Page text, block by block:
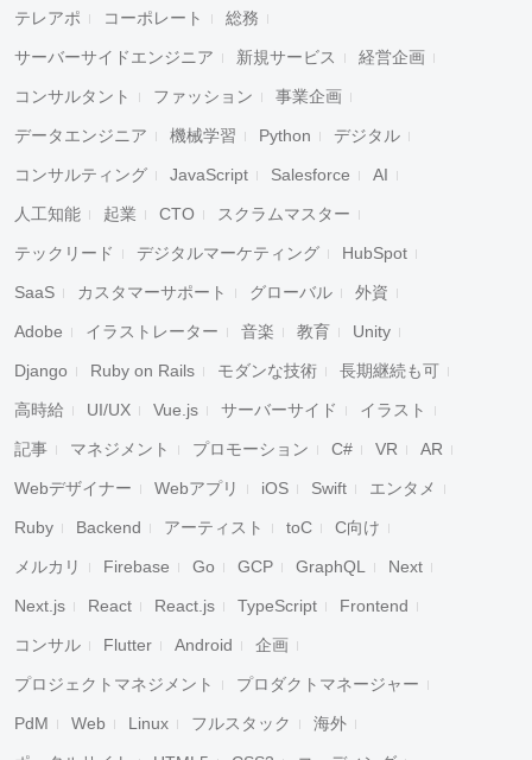
テレアポ コーポレート 総務
サーバーサイドエンジニア 新規サービス 経営企画
コンサルタント ファッション 事業企画
データエンジニア 機械学習 Python デジタル
コンサルティング JavaScript Salesforce AI
人工知能 起業 CTO スクラムマスター
テックリード デジタルマーケティング HubSpot
SaaS カスタマーサポート グローバル 外資
Adobe イラストレーター 音楽 教育 Unity
Django Ruby on Rails モダンな技術 長期継続も可
高時給 UI/UX Vue.js サーバーサイド イラスト
記事 マネジメント プロモーション C# VR AR
Webデザイナー Webアプリ iOS Swift エンタメ
Ruby Backend アーティスト toC C向け
メルカリ Firebase Go GCP GraphQL Next
Next.js React React.js TypeScript Frontend
コンサル Flutter Android 企画
プロジェクトマネジメント プロダクトマネージャー
PdM Web Linux フルスタック 海外